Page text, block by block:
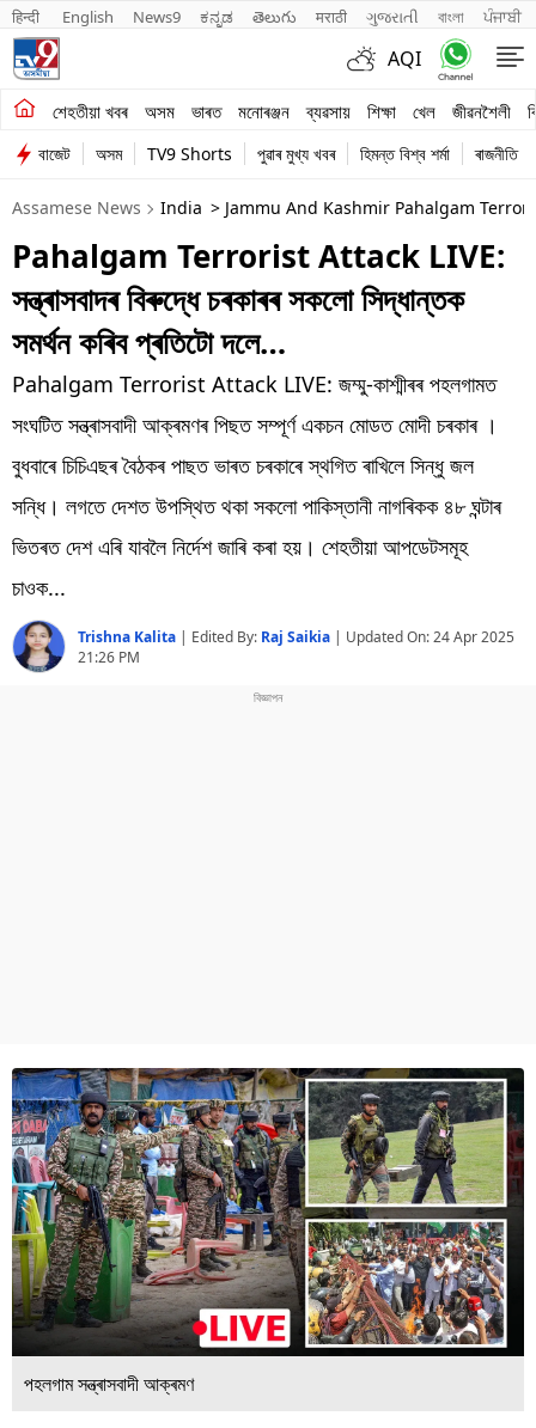
हिन्दी English News9 ಕನ್ನಡ తెలుగు मराठी ગુજરાતી বাংলা ਪੰਜਾਬੀ
AQI
শেহতীয়া খবৰ অসম ভাৰত মনোৰঞ্জন ব্যৱসায় শিক্ষা খেল জীৱনশৈলী
শেহতীয়া খবৰ
অসম
ভাৰত
মনোৰঞ্জন
ব্যৱসায়
শিক্ষা
খেল
জীৱনশৈলী
বিশ্ব
প্ৰযুক্তি
Videos
বাজেট অসম TV9 Shorts পুৱাৰ মুখ্য খবৰ হিমন্ত বিশ্ব শৰ্মা ৰাজনীতি
Assamese News India > Jammu And Kashmir Pahalgam
Pahalgam Terrorist Attack LIVE:
সন্ত্ৰাসবাদৰ বিৰুদ্ধে চৰকাৰৰ সকলো সিদ্ধান্তক
সমৰ্থন কৰিব প্ৰতিটো দলে…
Pahalgam Terrorist Attack LIVE: জম্মু-কাশ্মীৰৰ পহলগামত
সংঘটিত সন্ত্ৰাসবাদী আক্ৰমণৰ পিছত সম্পূৰ্ণ একচন মোডত মোদী চৰকাৰ ।
বুধবাৰে চিচিএছৰ বৈঠকৰ পাছত ভাৰত চৰকাৰে স্থগিত ৰাখিলে সিন্ধু জল
সন্ধি। লগতে দেশত উপস্থিত থকা সকলো পাকিস্তানী নাগৰিকক ৪৮ ঘন্টাৰ
ভিতৰত দেশ এৰি যাবলৈ নিৰ্দেশ জাৰি কৰা হয়। শেহতীয়া আপডেটসমূহ
চাওক...
Trishna Kalita | Edited By: Raj Saikia | Updated On:24 Apr 2025
21:26 PM
পহলগাম সন্ত্ৰাসবাদী আক্ৰমণ